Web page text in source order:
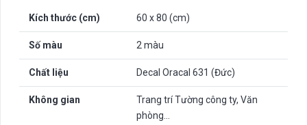
Kích thước (cm) 60 x 80 (cm)
Số màu 2 màu
Chất liệu Decal Oracal 631 (Đức)
Không gian
Trang trí Tường công ty, Văn
phòng…